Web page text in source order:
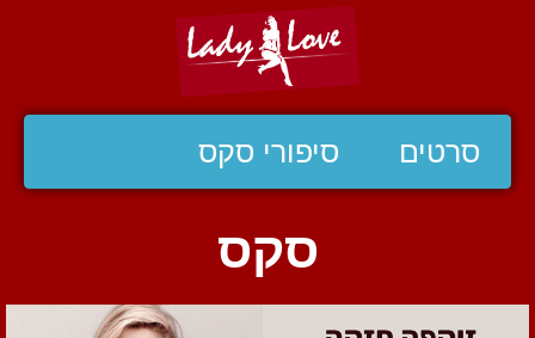
סרטים סיפורי סקס
סקס